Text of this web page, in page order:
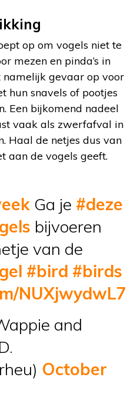
op om vogels niet te
mezen en pinda’s in
gevaar op voor
hun snavels of pootjes
Een bijkomend nadeel
vaak als zwerfafval in
Haal de netjes dus van
aan de vogels geeft.
Ga je #deze
bijvoeren
van de
#bird #birds
NUXjwydwL7
and
October